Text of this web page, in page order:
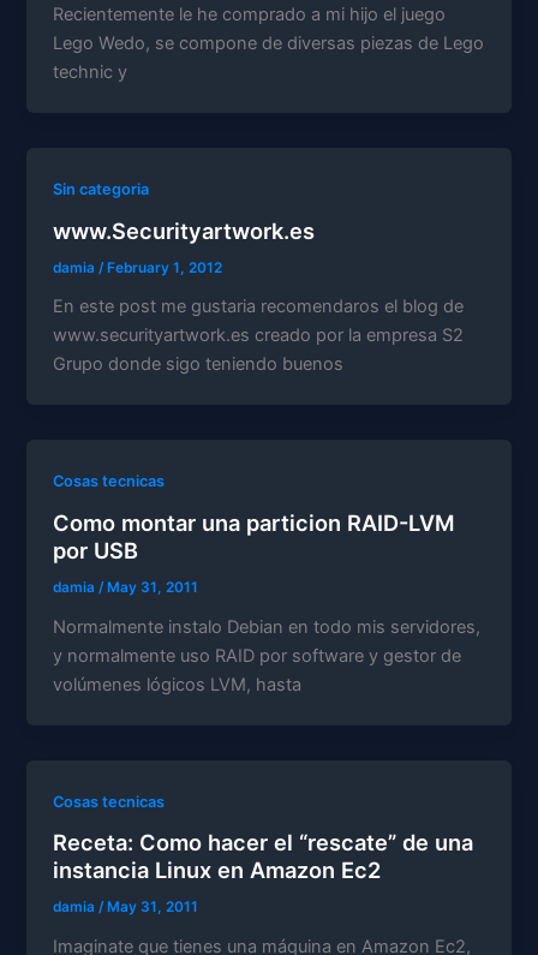
Recientemente le he comprado a mi hijo el juego
Lego Wedo, se compone de diversas piezas de Lego
technic y
Sin categoria
www.Securityartwork.es
damia /February 1, 2012
En este post me gustaria recomendaros el blog de
www.securityartwork.es creado por la empresa S2
Grupo donde sigo teniendo buenos
Cosas tecnicas
Como montar una particion RAID-LVM
por USB
damia/ May 31, 2011
Normalmente instalo Debian en todo mis servidores,
y normalmente uso RAID por software y gestor de
volúmenes lógicos LVM, hasta
Cosas tecnicas
Receta: Como hacer el “rescate” de una
instancia Linux en Amazon Ec2
damia/ May 31, 2011
Imaginate que tienes una máquina en Amazon Ec2,